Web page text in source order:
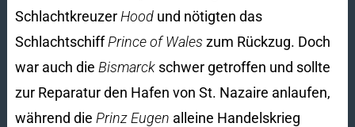
Schlachtkreuzer Hoodund nötigten das
SchlachtschiffPrince of Wales zum Rückzug. Doch
war auch die Bismarckschwer getroffen und sollte
zur Reparatur den Hafen von St. Nazaire anlaufen,
während die Prinz Eugen alleine Handelskrieg